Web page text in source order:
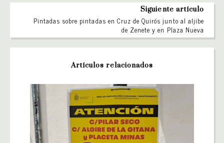
Siguiente artículo
Pintadas sobre pintadas en Cruz de Quirós junto al aljibe
de Zenete y en Plaza Nueva
Artículos relacionados